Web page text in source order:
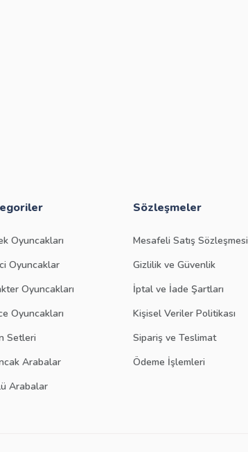
Oyuncakları
Oyuncaklar
Oyuncakları
Oyuncakları
Setleri
Arabalar
Arabalar
Sözleşmeler
Mesafeli Satış Sözleşmesi
Gizlilik ve Güvenlik
İptal ve İade Şartları
Kişisel Veriler Politikası
Sipariş ve Teslimat
Ödeme İşlemleri